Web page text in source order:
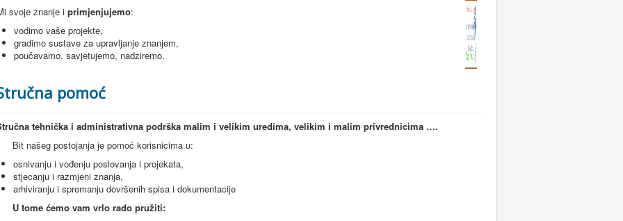
svoje znanje i primjenjujemo:
vodimo vaše projekte,
gradimo sustave za upravljanje znanjem,
poučavamo, savjetujemo, nadziremo.
pomoć
tehnička i administrativna podrška malim i velikim uredima, velikim i malim privrednicima ….
Bit našeg postojanja je pomoć korisnicima u:
osnivanju i vođenju poslovanja i projekata,
stjecanju i razmjeni znanja,
arhiviranju i spremanju dovršenih spisa i dokumentacije
U tome ćemo vam vrlo rado pružiti: